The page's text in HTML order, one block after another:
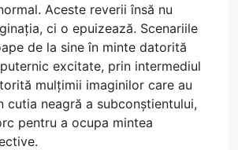
Aceste reverii însă nu
ci o epuizează. Scenariile
de la sine în minte datorită
excitate, prin intermediul
mulțimii imaginilor care au
cutia neagră a subconștientului,
pentru a ocupa mintea